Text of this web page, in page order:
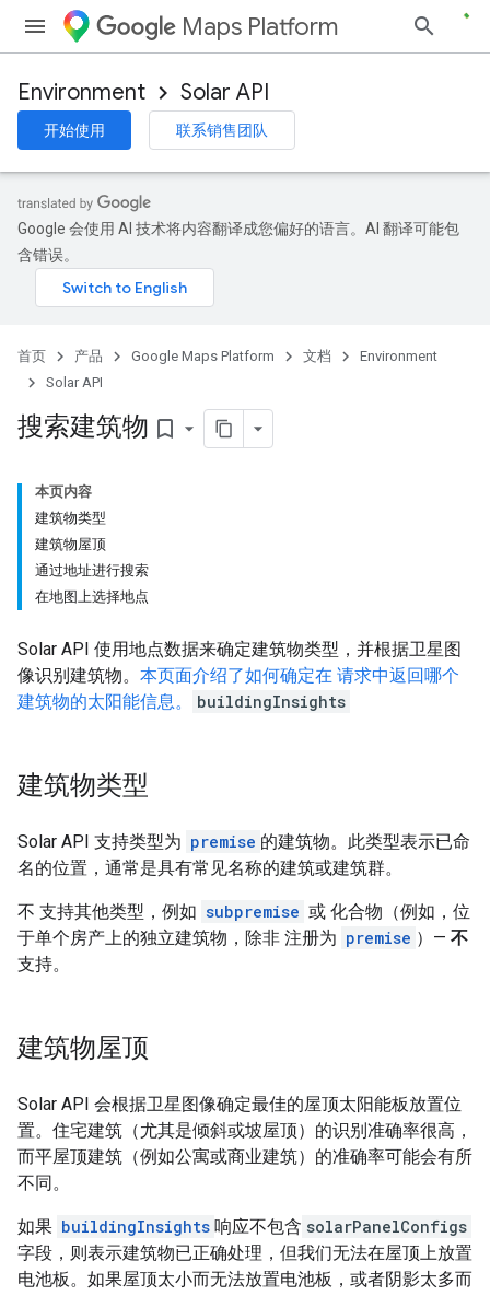
Maps Platform
Environment Solar API
开始使用 联系销售团队
Google 会使用 AI 技术将内容翻译成您偏好的语言。AI 翻译可能包
含错误。
首页 产品 Google Maps Platform 文档
Environment
Solar API
搜索建筑物 bookmark_border
本页内容
建筑物类型
建筑物屋顶
通过地址进行搜索
在地图上选择地点
Solar API 使用地点数据来确定建筑物类型，并根据卫星图
像识别建筑物。 本页面介绍了如何确定在 请求中返回哪个
建筑物的太阳能信息。
buildingInsights
建筑物类型
Solar API 支持类型为 premise 的建筑物。此类型表示已命
名的位置，通常是具有常见名称的建筑或建筑群。
不 支持其他类型，例如 subpremise 或 化合物（例如，位
于单个房产上的独立建筑物，除非 注册为 premise ）— 不
支持。
建筑物屋顶
Solar API 会根据卫星图像确定最佳的屋顶太阳能板放置位
置。住宅建筑（尤其是倾斜或坡屋顶）的识别准确率很高，
而平屋顶建筑（例如公寓或商业建筑）的准确率可能会有所
不同。
如果 buildingInsights 响应不包含 solarPanelConfigs
字段，则表示建筑物已正确处理，但我们无法在屋顶上放置
电池板。如果屋顶太小而无法放置电池板，或者阴影太多而